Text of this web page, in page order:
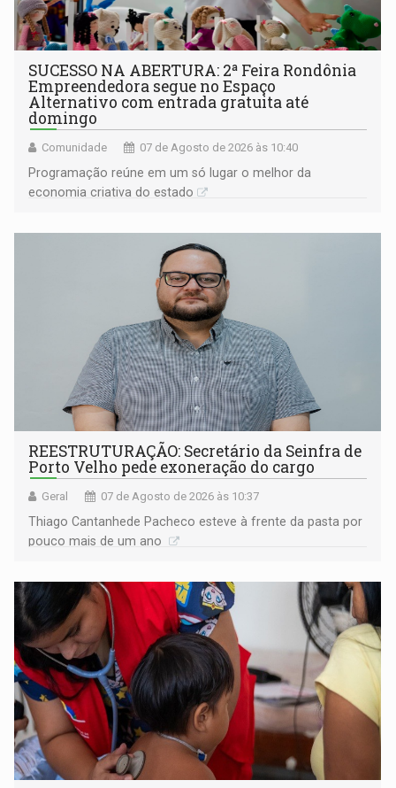
SUCESSO NA ABERTURA: 2ª Feira Rondônia
Empreendedora segue no Espaço
Alternativo com entrada gratuita até
domingo
Comunidade 07 de Agosto de 2026 às 10:40
Programação reúne em um só lugar o melhor da
economia criativa do estado
REESTRUTURAÇÃO: Secretário da Seinfra de
Porto Velho pede exoneração do cargo
Geral 07 de Agosto de 2026 às 10:37
Thiago Cantanhede Pacheco esteve à frente da pasta por
pouco mais de um ano